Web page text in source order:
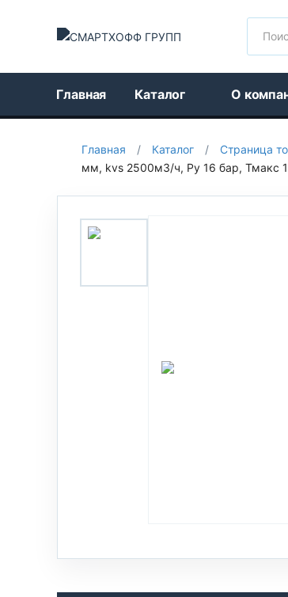
Главная Каталог О
Главная / Каталог / Страница
мм, kvs 2500м3/ч, Py 16 бар, Тмакс